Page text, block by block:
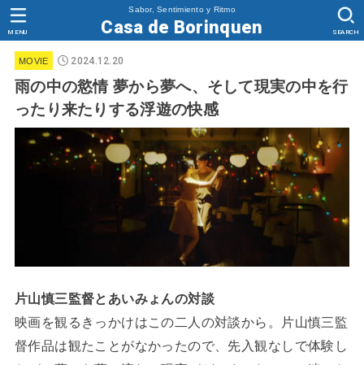
Sabor, Sentimiento y Ritmo
Casa de Borinquen SEARCH
MENU
MOVIE 2024.12.20
雨の中の慾情 夢から夢へ、そして現実の中を行
ったり来たりする浮遊の快感
片山慎三監督とあいみょんの対談
映画を観るきっかけはこの二人の対談から。片山慎三監
督作品は観たことがなかったので、先入観なしで体験し